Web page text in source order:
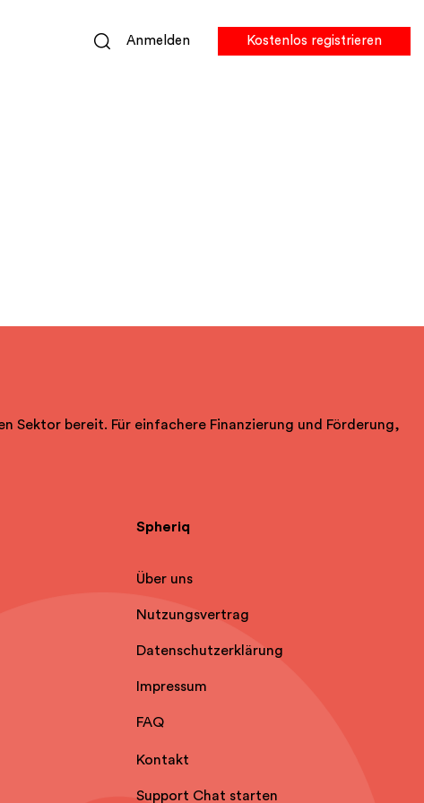
Anmelden Kostenlos registrieren
bereit. Für einfachere Finanzierung und Förderung,
Spheriq
Über uns
Nutzungsvertrag
Datenschutzerklärung
Impressum
FAQ
Kontakt
Support Chat starten